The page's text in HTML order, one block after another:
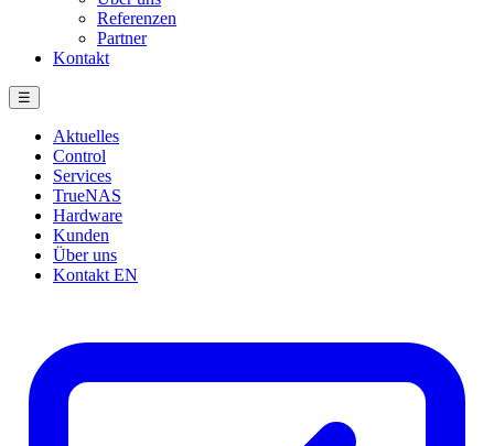
Referenzen
Partner
Kontakt
☰
Aktuelles
Control
Services
TrueNAS
Hardware
Kunden
Über uns
Kontakt EN